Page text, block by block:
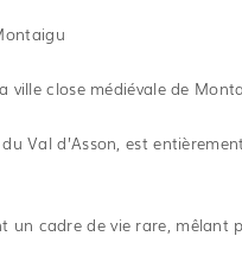
close médiévale de
Val d’Asson, est
cadre de vie rare, mêlant